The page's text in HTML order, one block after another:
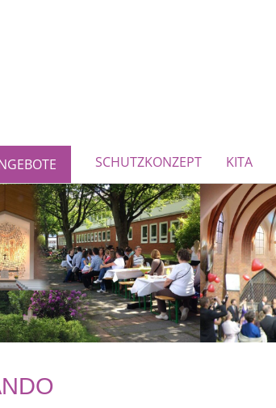
SCHUTZKONZEPT KITA